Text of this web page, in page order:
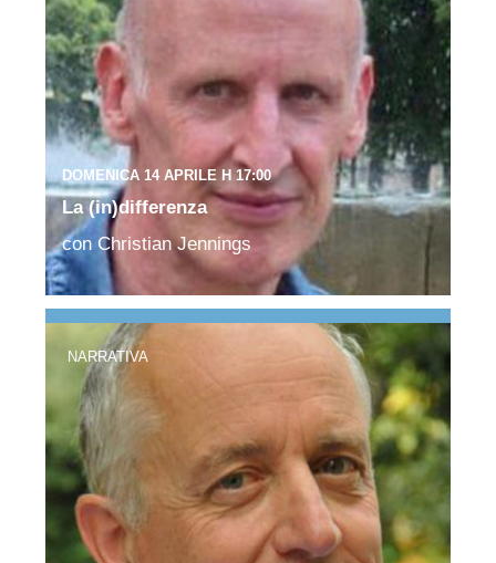
DOMENICA 14 APRILE H 17:00
La (in)differenza
con Christian Jennings
NARRATIVA